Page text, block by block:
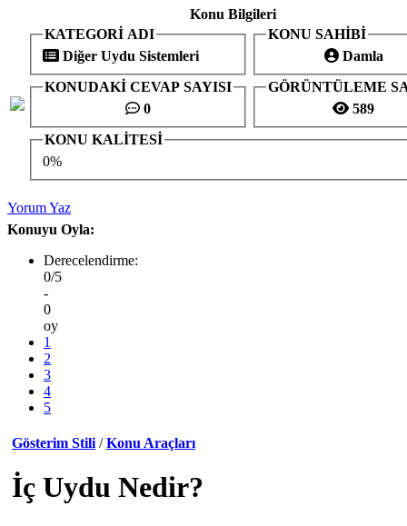
Konu Bilgileri
KATEGORİ ADI
Diğer Uydu Sistemleri
KONU SAHİBİ
Damla
KONUDAKİ CEVAP SAYISI
0
GÖRÜNTÜLEME
589
KONU KALİTESİ
0%
Yorum Yaz
Konuyu Oyla:
Derecelendirme:
0/5
-
0
oy
1
2
3
4
5
Gösterim Stili / Konu Araçları
İç Uydu Nedir?